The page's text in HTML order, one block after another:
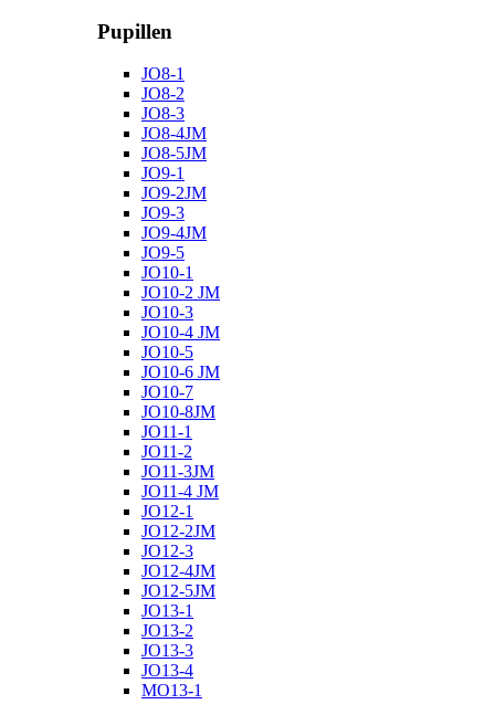
Pupillen
JO8-1
JO8-2
JO8-3
JO8-4JM
JO8-5JM
JO9-1
JO9-2JM
JO9-3
JO9-4JM
JO9-5
JO10-1
JO10-2 JM
JO10-3
JO10-4 JM
JO10-5
JO10-6 JM
JO10-7
JO10-8JM
JO11-1
JO11-2
JO11-3JM
JO11-4 JM
JO12-1
JO12-2JM
JO12-3
JO12-4JM
JO12-5JM
JO13-1
JO13-2
JO13-3
JO13-4
MO13-1